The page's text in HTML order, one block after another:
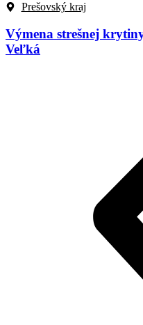
Prešovský kraj
Výmena strešnej
Veľká